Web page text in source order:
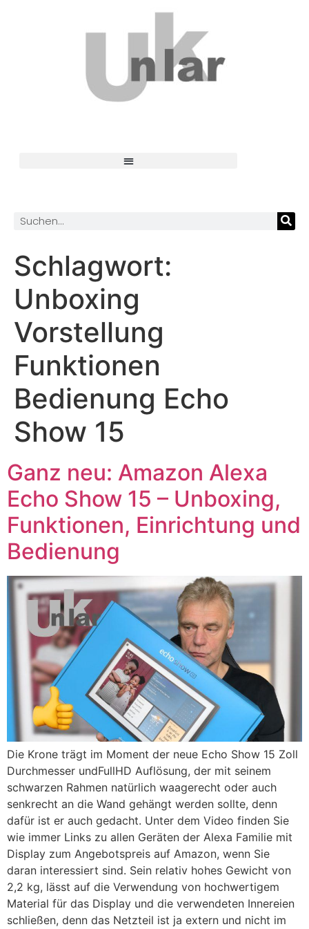
Schlagwort:
Unboxing
Vorstellung
Funktionen
Bedienung Echo
Show 15
Ganz neu: Amazon Alexa
Echo Show 15 – Unboxing,
Funktionen, Einrichtung und
Bedienung
Die Krone trägt im Moment der neue Echo Show 15 Zoll
Durchmesser undFullHD Auflösung, der mit seinem
schwarzen Rahmen natürlich waagerecht oder auch
senkrecht an die Wand gehängt werden sollte, denn
dafür ist er auch gedacht. Unter dem Video finden Sie
wie immer Links zu allen Geräten der Alexa Familie mit
Display zum Angebotspreis auf Amazon, wenn Sie
daran interessiert sind. Sein relativ hohes Gewicht von
2,2 kg, lässt auf die Verwendung von hochwertigem
Material für das Display und die verwendeten Innereien
schließen, denn das Netzteil ist ja extern und nicht im